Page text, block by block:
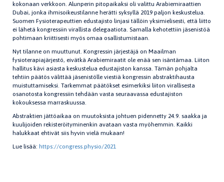
kokonaan verkkoon. Alunperin pitopaikaksi oli valittu Arabiemiraattien
Dubai, jonka ihmisoikeustilanne herätti syksyllä 2019 paljon keskustelua.
Suomen Fysioterapeuttien edustajisto linjasi tällöin yksimielisesti, että liitto
ei lähetä kongressiin virallista delegaatiota. Samalla kehotettiin jäsenistöä
pohtimaan kriittisesti myös omaa osallistumistaan.
Nyt tilanne on muuttunut. Kongressin järjestäjä on Maailman
fysioterapiajärjestö, eivätkä Arabiemiraatit ole enää sen isäntämaa. Liiton
hallitus kävi asiasta keskustelua edustajiston kanssa. Tämän pohjalta
tehtiin päätös välittää jäsenistölle viestiä kongressin abstraktihausta
muistuttamiseksi. Tarkemmat päätökset esimerkiksi liiton virallisesta
osanotosta kongressiin tehdään vasta seuraavassa edustajiston
kokouksessa marraskuussa.
Abstraktien jättöaikaa on muutoksista johtuen pidennetty 24.9. saakka ja
kuulijoiden rekisteröityminenkin avataan vasta myöhemmin. Kaikki
halukkaat ehtivät siis hyvin vielä mukaan!
Lue lisää: https://congress.physio/2021